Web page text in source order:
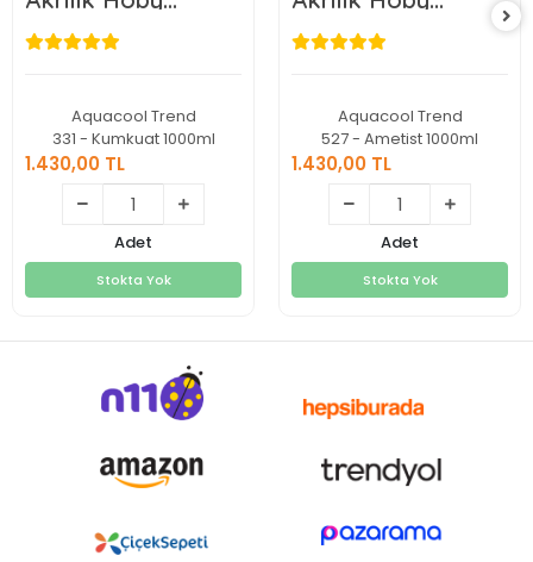
Boyası 1000ml
Aquacool Trend
331 - Kumkuat 1000ml
1.430,00 TL
1.430,00 TL
Stokta Yok
Adet
Stokta Yok
Boyası 1000ml
Aquacool Trend
527 - Ametist 1000ml
1.430,00 TL
1.430,00 TL
Stokta Yok
Adet
Stokta Yok